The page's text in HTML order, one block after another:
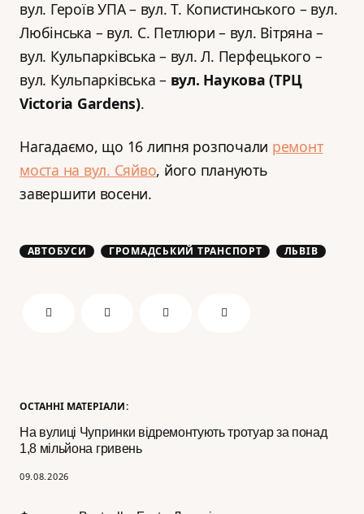
ОСТАННІ МАТЕРІАЛИ:
На вулиці Чупринки відремонтують тротуар за понад
1,8 мільйона гривень
09.08.2026
вул. Героїв УПА – вул. Т. Копистинського – вул.
Любінська – вул. С. Петлюри – вул. Вітряна –
вул. Кульпарківська – вул. Л. Перфецького –
вул. Кульпарківська – вул. Наукова (ТРЦ
Victoria Gardens).
Нагадаємо, що 16 липня розпочали ремонт
моста на вул. Сяйво, його планують
завершити восени.
АВТОБУСИ ГРОМАДСЬКИЙ ТРАНСПОРТ ЛЬВІВ